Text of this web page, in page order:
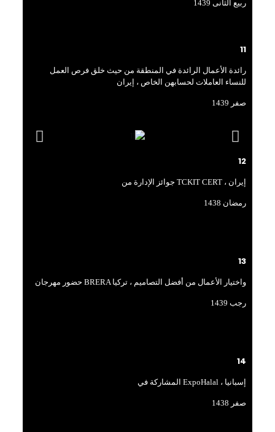
ربیع الثانی 1439
11
رائدة الأعمال الرائدة في المنطقة من حيث خلق فرص العمل
للنساء العاملات لحسابهن الخاص ، إيران
صفر 1439
12
جوائز الإدارة من TCKIT CERT ، إيران
رمضان 1438
13
حضور مهرجان BRERA واختيار الأعمال من أفضل التصاميم ، تركيا
رجب 1439
14
المشاركة في ExpoHalal ، إسبانيا
صفر 1438